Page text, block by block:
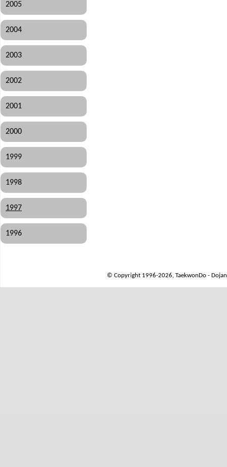
2005
2004
2003
2002
2001
2000
1999
1998
1997
1996
© Copyright 1996-2026, TaekwonDo -